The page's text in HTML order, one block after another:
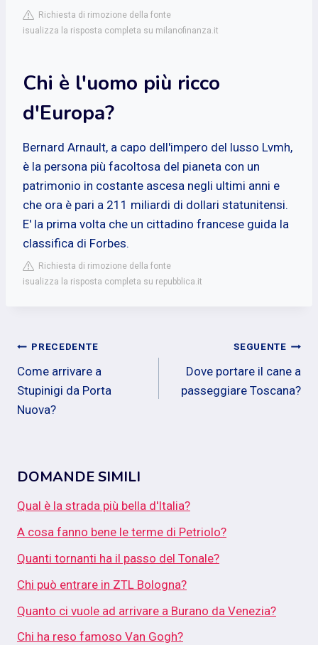
Richiesta di rimozione della fonte
isualizza la risposta completa su milanofinanza.it
Chi è l'uomo più ricco
d'Europa?
Bernard Arnault, a capo dell'impero del lusso Lvmh,
è la persona più facoltosa del pianeta con un
patrimonio in costante ascesa negli ultimi anni e
che ora è pari a 211 miliardi di dollari statunitensi.
E' la prima volta che un cittadino francese guida la
classifica di Forbes.
Richiesta di rimozione della fonte
isualizza la risposta completa su repubblica.it
Navigazione
articoli
PRECEDENTE
Come arrivare a
Stupinigi da Porta
Nuova?
SEGUENTE
Dove portare il cane a
passeggiare Toscana?
DOMANDE SIMILI
Qual è la strada più bella d'Italia?
A cosa fanno bene le terme di Petriolo?
Quanti tornanti ha il passo del Tonale?
Chi può entrare in ZTL Bologna?
Quanto ci vuole ad arrivare a Burano da Venezia?
Chi ha reso famoso Van Gogh?